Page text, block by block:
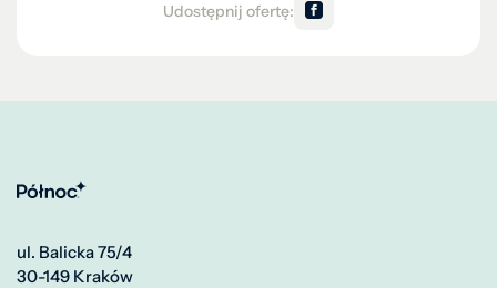
Udostępnij ofertę:
ul. Balicka 75/4
30-149 Kraków